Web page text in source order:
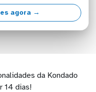
agora →
da Kondado
14 dias!